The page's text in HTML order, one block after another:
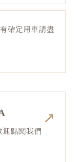
確定用車請盡
點閱我們
↗